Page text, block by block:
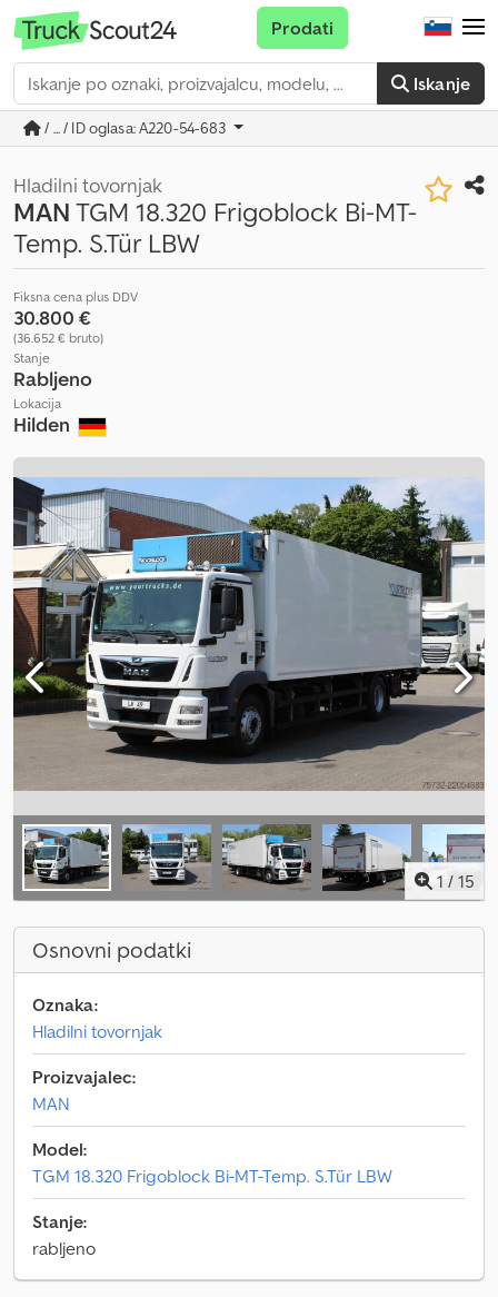
Iskanje
Prodati
/ ... / ID oglasa: A220-54-683
Hladilni tovornjak
MANTGM 18.320 Frigoblock Bi-MT-
Temp. S.Tür LBW
Fiksna cena plus DDV
30.800 €
(36.652 € bruto)
Stanje
Rabljeno
Lokacija
Hilden
1 / 15
Osnovni podatki
Oznaka:
Hladilni tovornjak
Proizvajalec:
MAN
Model:
TGM 18.320 Frigoblock Bi-MT-Temp. S.Tür LBW
Stanje:
rabljeno